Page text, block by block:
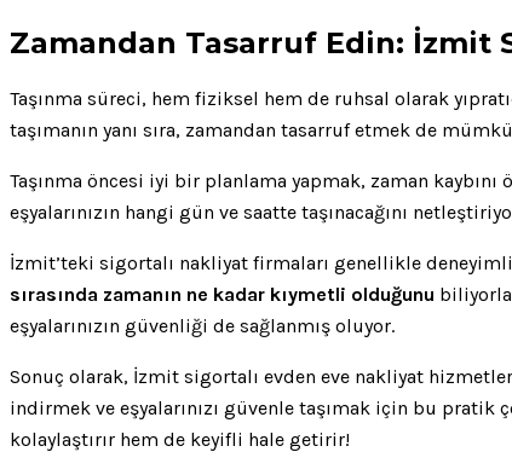
Zamandan Tasarruf Edin: İzmit
Taşınma süreci, hem fiziksel hem de ruhsal olarak
taşımanın yanı sıra, zamandan tasarruf etmek de
Taşınma öncesi iyi bir planlama yapmak, zaman
eşyalarınızın hangi gün ve saatte taşınacağını
İzmit’teki sigortalı nakliyat firmaları genellikle
sırasında zamanın ne kadar kıymetli olduğunu
eşyalarınızın güvenliği de sağlanmış oluyor.
Sonuç olarak, İzmit sigortalı evden eve nakliyat
indirmek ve eşyalarınızı güvenle taşımak için bu
kolaylaştırır hem de keyifli hale getirir!